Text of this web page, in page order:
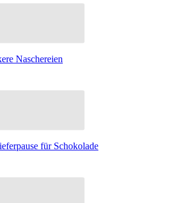
Naschereien
für Schokolade